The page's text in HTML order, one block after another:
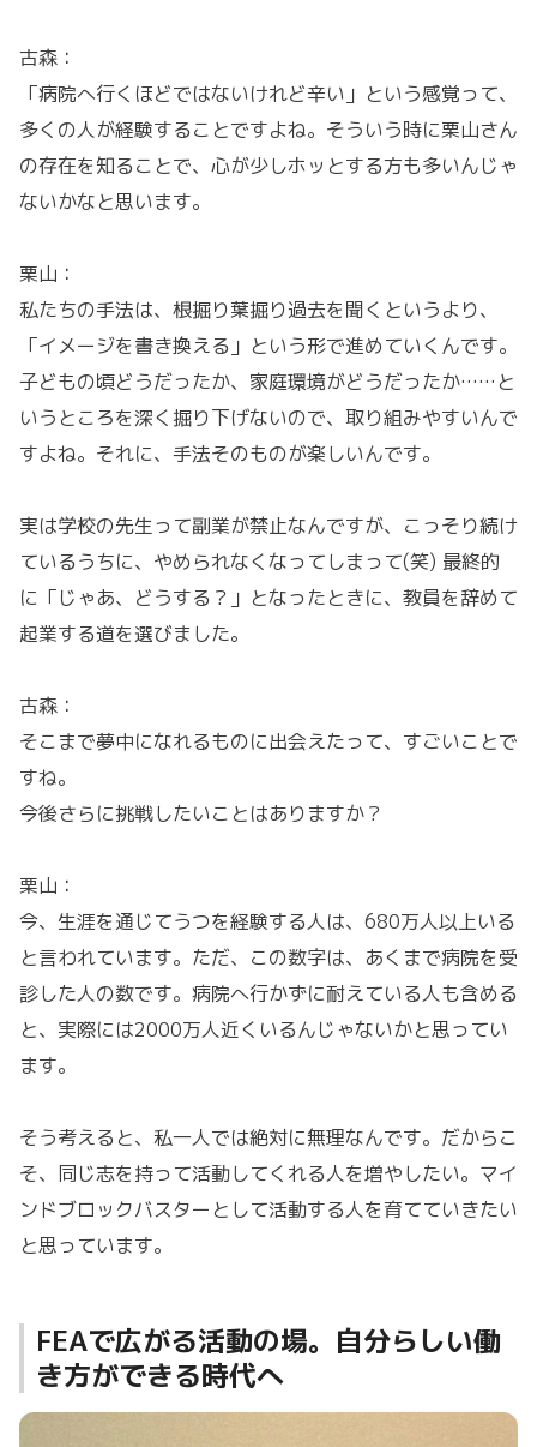
古森：
「病院へ行くほどではないけれど辛い」という感覚って、
多くの人が経験することですよね。そういう時に栗山さん
の存在を知ることで、心が少しホッとする方も多いんじゃ
ないかなと思います。
栗山：
私たちの手法は、根掘り葉掘り過去を聞くというより、
「イメージを書き換える」という形で進めていくんです。
子どもの頃どうだったか、家庭環境がどうだったか……と
いうところを深く掘り下げないので、取り組みやすいんで
すよね。それに、手法そのものが楽しいんです。
実は学校の先生って副業が禁止なんですが、こっそり続け
ているうちに、やめられなくなってしまって(笑) 最終的
に「じゃあ、どうする？」となったときに、教員を辞めて
起業する道を選びました。
古森：
そこまで夢中になれるものに出会えたって、すごいことで
すね。
今後さらに挑戦したいことはありますか？
栗山：
今、生涯を通じてうつを経験する人は、680万人以上いる
と言われています。ただ、この数字は、あくまで病院を受
診した人の数です。病院へ行かずに耐えている人も含める
と、実際には2000万人近くいるんじゃないかと思ってい
ます。
そう考えると、私一人では絶対に無理なんです。だからこ
そ、同じ志を持って活動してくれる人を増やしたい。マイ
ンドブロックバスターとして活動する人を育てていきたい
と思っています。
FEAで広がる活動の場。自分らしい働
き方ができる時代へ